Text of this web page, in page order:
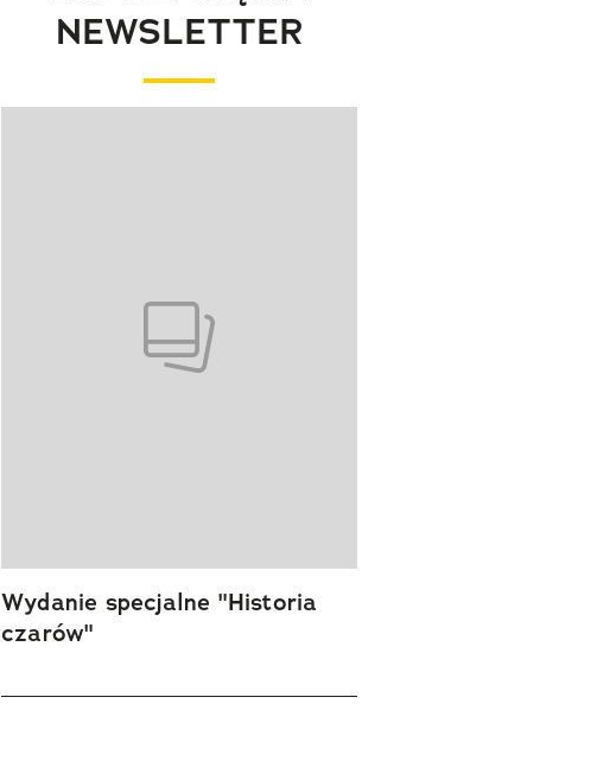
NEWSLETTER
Wydanie specjalne "Historia
czarów"